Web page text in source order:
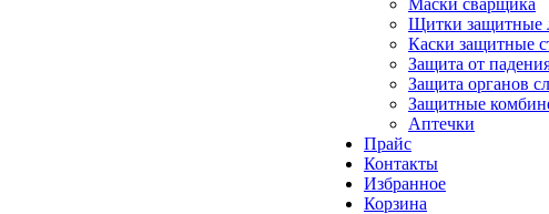
Маски сварщика
Щитки защитные
Каски защитные
Защита от
Защита органов
Защитные
Аптечки
Прайс
Контакты
Избранное
Корзина